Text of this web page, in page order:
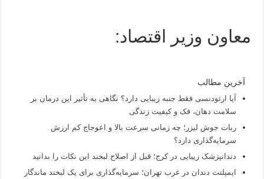
معاون وزیر اقتصاد:
آخرین مطالب
آیا ارتودنسی فقط جنبه زیبایی دارد؟ نگاهی به تأثیر این درمان بر
سلامت دهان، فک و کیفیت زندگی
ربات جوش لیزر؛ چه زمانی سرعت بالا و اعوجاج کم ارزش
سرمایه‌گذاری دارد؟
دندانپزشک زیبایی در کرج؛ قبل از اصلاح لبخند این نکات را بدانید
ایمپلنت دندان در غرب تهران؛ سرمایه‌گذاری برای یک لبخند ماندگار